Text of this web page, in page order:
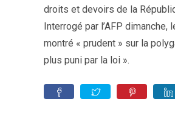
droits et devoirs de la
Interrogé par l’AFP dimanche,
montré « prudent » sur la
plus puni par la loi ».